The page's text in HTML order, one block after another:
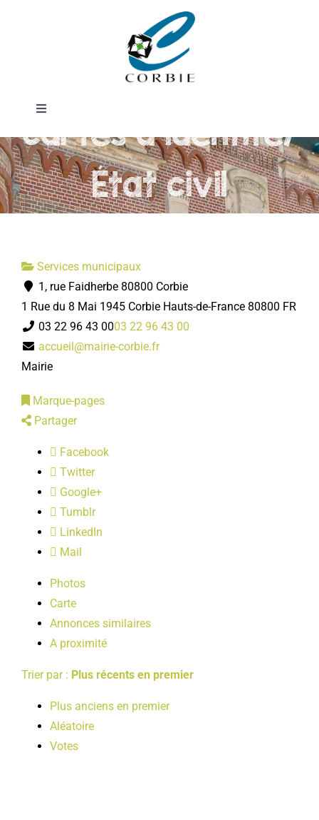
Toggle
Mairie
DÉMARCHES ADMINISTRATIVES
PRATIQUE
LOISIRS
Service
passeports et
cartes d'identité/
État civil
Services municipaux
1, rue Faidherbe 80800 Corbie
1 Rue du 8 Mai 1945 Corbie Hauts-de-France 80800 FR
03 22 96 43 0003 22 96 43 00
accueil@mairie-corbie.fr
Mairie
Marque-pages
Partager
Facebook
Twitter
Google+
Tumblr
LinkedIn
Mail
Photos
Carte
Annonces similaires
A proximité
Trier par : Plus récents en premier
Plus anciens en premier
Aléatoire
Votes